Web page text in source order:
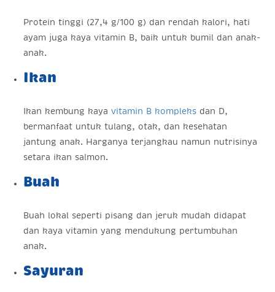
Protein tinggi (27,4 g/100 g) dan rendah kalori, hati
ayam juga kaya vitamin B, baik untuk bumil dan anak-
anak.
Ikan
Ikan kembung kaya vitamin B kompleks dan D,
bermanfaat untuk tulang, otak, dan kesehatan
jantung anak. Harganya terjangkau namun nutrisinya
setara ikan salmon.
Buah
Buah lokal seperti pisang dan jeruk mudah didapat
dan kaya vitamin yang mendukung pertumbuhan
anak.
Sayuran